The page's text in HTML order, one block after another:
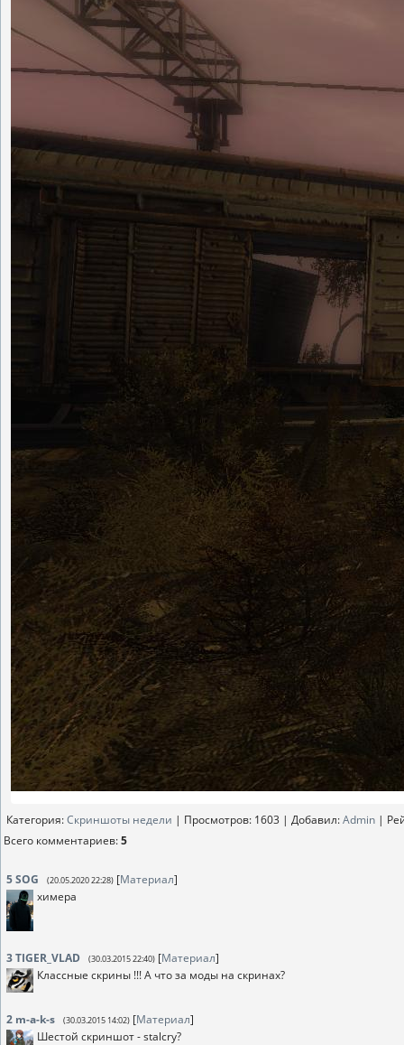
Категория:Скриншоты недели | Просмотров: 1603 | Добавил:Аdmin |
Всего комментариев:5
5SOG (20.05.2020 22:28) [Материал]
химера
3TIGER_VLAD (30.03.2015 22:40) [Материал]
Классные скрины !!! А что за моды на скринах?
2 m-a-k-s (30.03.2015 14:02) [Материал]
Шестой скриншот - stalcry?